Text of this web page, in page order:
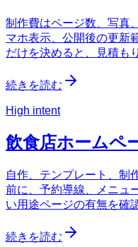
制作費はページ数、写真
マホ表示、公開後の更新
だけを決めると、見積も
続きを読む
High intent
飲食店ホームペ
自作、テンプレート、制
前に、予約導線、メニュ
い用途ページの有無を確
続きを読む